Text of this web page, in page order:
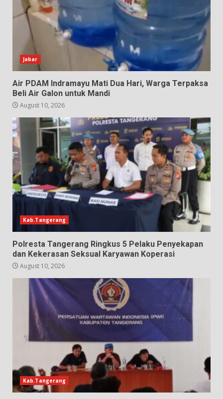
Jabar
Air PDAM Indramayu Mati Dua Hari, Warga Terpaksa
Beli Air Galon untuk Mandi
August 10, 2026
Kab.Tangerang
Polresta Tangerang Ringkus 5 Pelaku Penyekapan
dan Kekerasan Seksual Karyawan Koperasi
August 10, 2026
Kab.Tangerang